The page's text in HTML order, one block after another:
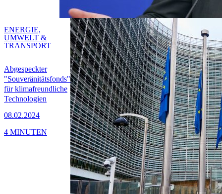
Abgespeckter
"Souveränitätsfonds"
für klimafreundliche
Technologien
08.02.2024
ENERGIE,
UMWELT &
TRANSPORT
4 MINUTEN